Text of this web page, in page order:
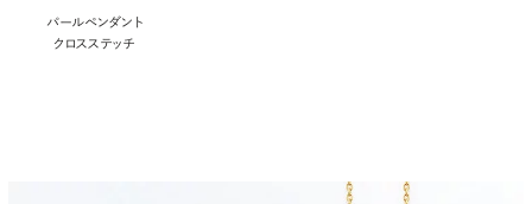
パールペンダント
クロスステッチ